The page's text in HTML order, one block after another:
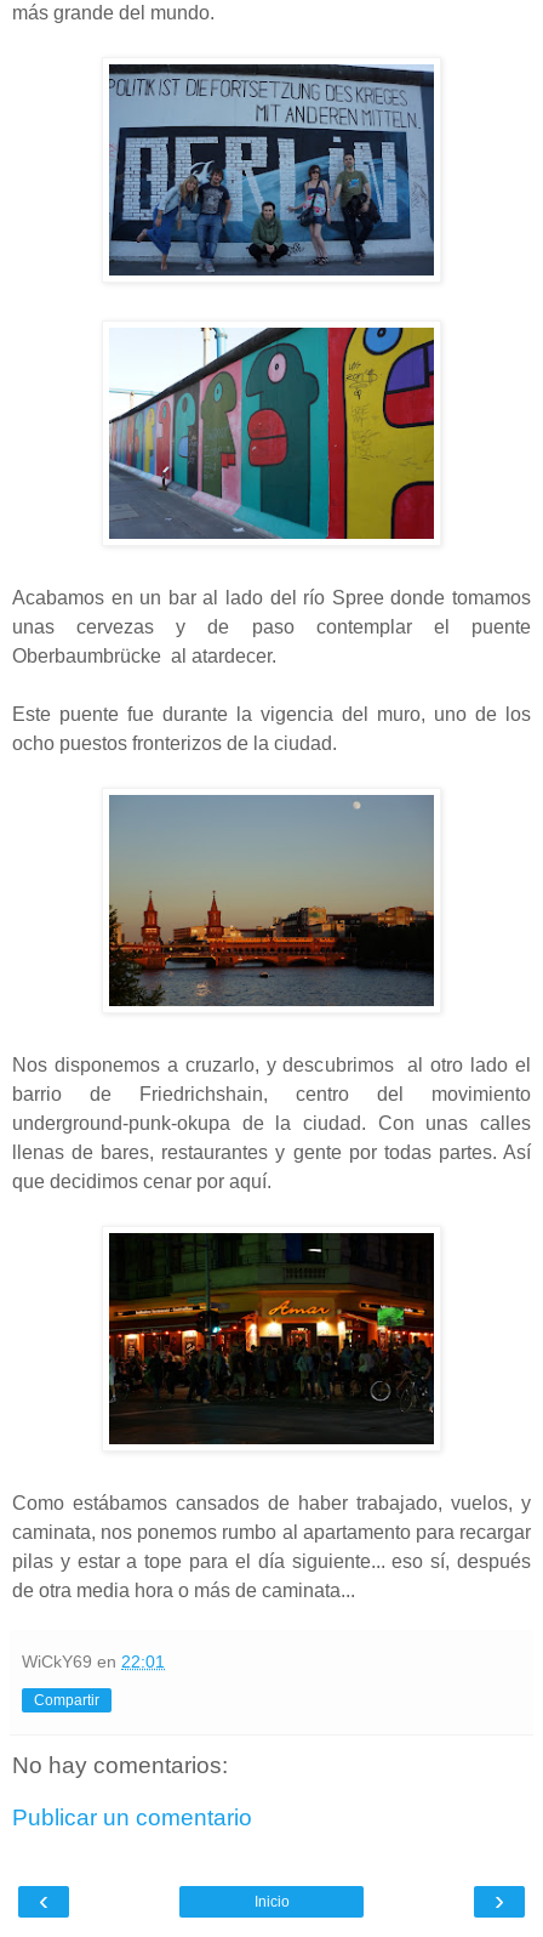
más grande del mundo.
Acabamos en un bar al lado del río Spree donde tomamos
unas cervezas y de paso contemplar el puente
Oberbaumbrücke al atardecer.
Este puente fue durante la vigencia del muro, uno de los
ocho puestos fronterizos de la ciudad.
Nos disponemos a cruzarlo, y descubrimos al otro lado el
barrio de Friedrichshain, centro del movimiento
underground-punk-okupa de la ciudad. Con unas calles
llenas de bares, restaurantes y gente por todas partes. Así
que decidimos cenar por aquí.
Como estábamos cansados de haber trabajado, vuelos, y
caminata, nos ponemos rumbo al apartamento para recargar
pilas y estar a tope para el día siguiente... eso sí, después
de otra media hora o más de caminata...
WiCkY69 en 22:01
Compartir
No hay comentarios:
Publicar un comentario
‹ ›
Inicio